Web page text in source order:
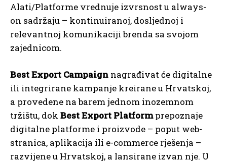
Alati/Platforme vrednuje izvrsnost u always-
on sadržaju – kontinuiranoj, dosljednoj i
relevantnoj komunikaciji brenda sa svojom
zajednicom.
Best Export Campaign nagrađivat će digitalne
ili integrirane kampanje kreirane u Hrvatskoj,
a provedene na barem jednom inozemnom
tržištu, dok Best Export Platformprepoznaje
digitalne platforme i proizvode – poput web-
stranica, aplikacija ili e-commerce rješenja –
razvijene u Hrvatskoj, a lansirane izvan nje. U